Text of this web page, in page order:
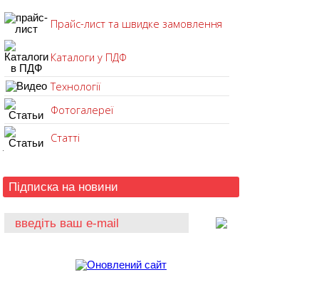
Прайс-лист та швидке замовлення
Каталоги у ПДФ
Технології
Фотогалереї
Статті
Підписка на новини